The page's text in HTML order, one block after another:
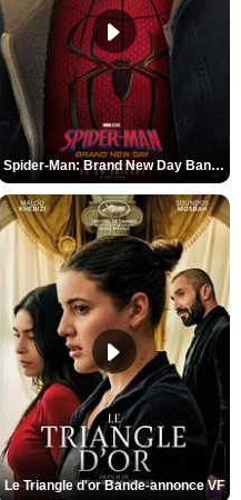
Spider-Man: Brand New Day Bande-annonce VO STFR
Le Triangle d'or Bande-annonce VF